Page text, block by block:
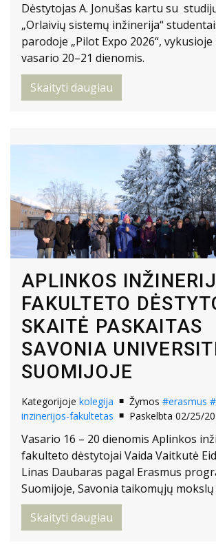
Dėstytojas A. Jonušas kartu su
„Orlaivių sistemų inžinerija“
parodoje „Pilot Expo 2026“,
vasario 20–21 dienomis.
Skaityti daugiau
APLINKOS
FAKULTETO
SKAITĖ PASKAITAS
SAVONIA
SUOMIJOJE
Kategorijoje kolegija Žymos #erasmus
inzinerijos-fakultetas
Paskelbta 02/25/
Vasario 16 – 20 dienomis Aplinkos
fakulteto dėstytojai Vaida Vaitkutė
Linas Daubaras pagal Erasmus
Suomijoje, Savonia taikomųjų
Skaityti daugiau